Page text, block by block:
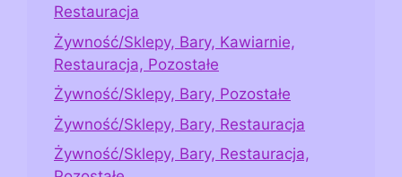
Restauracja
Żywność/Sklepy, Bary, Kawiarnie,
Restauracja, Pozostałe
Żywność/Sklepy, Bary, Pozostałe
Żywność/Sklepy, Bary, Restauracja
Żywność/Sklepy, Bary, Restauracja,